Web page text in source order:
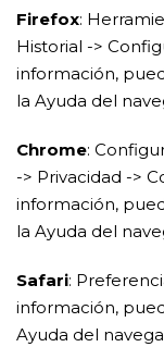
Firefox:
Historial ->
información,
la Ayuda del
Chrome:
-> Privacidad ->
información,
la Ayuda del
Safari:
información,
Ayuda del